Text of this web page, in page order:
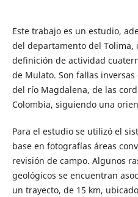
Este trabajo es un estudio,
del departamento del Tolima,
definición de actividad
de Mulato. Son fallas
del río Magdalena, de las
Colombia, siguiendo una
Para el estudio se utilizó el
base en fotografías áreas
revisión de campo. Algunos
geológicos se encuentran
un trayecto, de 15 km,